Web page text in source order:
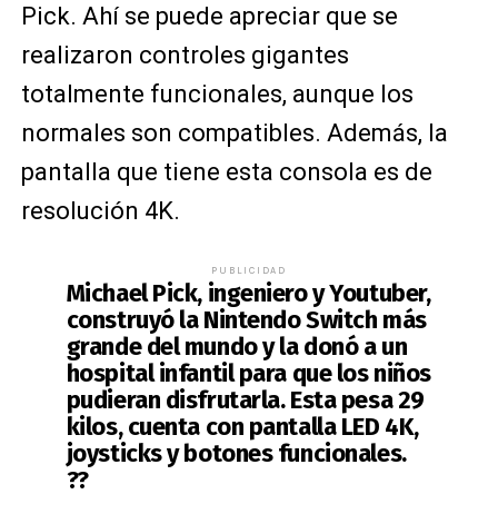
Pick. Ahí se puede apreciar que se
realizaron controles gigantes
totalmente funcionales, aunque los
normales son compatibles. Además, la
pantalla que tiene esta consola es de
resolución 4K.
PUBLICIDAD
Michael Pick, ingeniero y Youtuber,
construyó la Nintendo Switch más
grande del mundo y la donó a un
hospital infantil para que los niños
pudieran disfrutarla. Esta pesa 29
kilos, cuenta con pantalla LED 4K,
joysticks y botones funcionales.
??